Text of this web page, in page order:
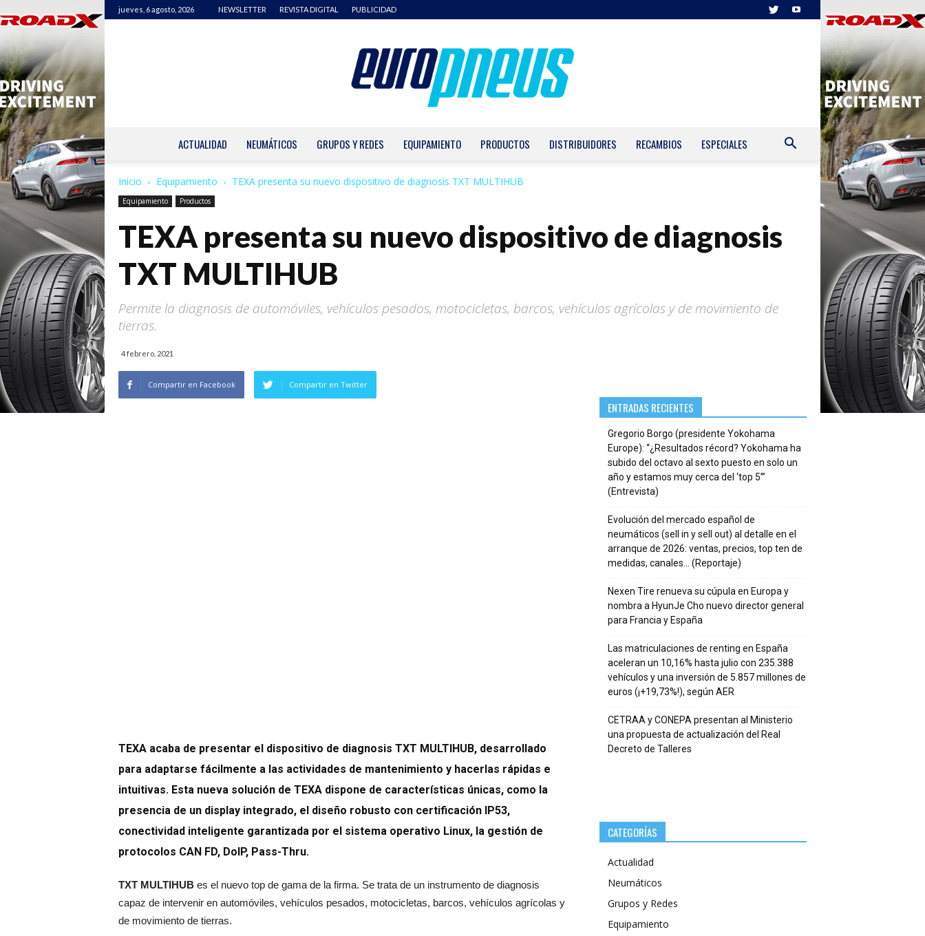
jueves, 6 agosto, 2026 NEWSLETTER REVISTA DIGITAL PUBLICIDAD
ACTUALIDAD NEUMÁTICOS GRUPOS Y REDES EQUIPAMIENTO PRODUCTOS DISTRIBUIDORES RECAMBIOS ESPECIALES
Inicio Equipamiento TEXA presenta su nuevo dispositivo de diagnosis TXT MULTIHUB
Equipamiento Productos
TEXA presenta su nuevo dispositivo de diagnosis
TXT MULTIHUB
Permite la diagnosis de automóviles, vehículos pesados, motocicletas, barcos, vehículos agrícolas y de movimiento de
tierras.
4 febrero, 2021
Compartir en Facebook Compartir en Twitter
TEXA acaba de presentar el dispositivo de diagnosis TXT MULTIHUB, desarrollado
para adaptarse fácilmente a las actividades de mantenimiento y hacerlas rápidas e
intuitivas. Esta nueva solución de TEXA dispone de características únicas, como la
presencia de un display integrado, el diseño robusto con certificación IP53,
conectividad inteligente garantizada por el sistema operativo Linux, la gestión de
protocolos CAN FD, DoIP, Pass-Thru.
TXT MULTIHUB es el nuevo top de gama de la firma. Se trata de un instrumento de diagnosis
capaz de intervenir en automóviles, vehículos pesados, motocicletas, barcos, vehículos agrícolas y
de movimiento de tierras.
ENTRADAS RECIENTES
Gregorio Borgo (presidente Yokohama
Europe): “¿Resultados récord? Yokohama ha
subido del octavo al sexto puesto en solo un
año y estamos muy cerca del ‘top 5’”
(Entrevista)
Evolución del mercado español de
neumáticos (sell in y sell out) al detalle en el
arranque de 2026: ventas, precios, top ten de
medidas, canales… (Reportaje)
Nexen Tire renueva su cúpula en Europa y
nombra a HyunJe Cho nuevo director general
para Francia y España
Las matriculaciones de renting en España
aceleran un 10,16% hasta julio con 235.388
vehículos y una inversión de 5.857 millones de
euros (¡+19,73%!), según AER
CETRAA y CONEPA presentan al Ministerio
una propuesta de actualización del Real
Decreto de Talleres
CATEGORÍAS
Actualidad
Neumáticos
Grupos y Redes
Equipamiento